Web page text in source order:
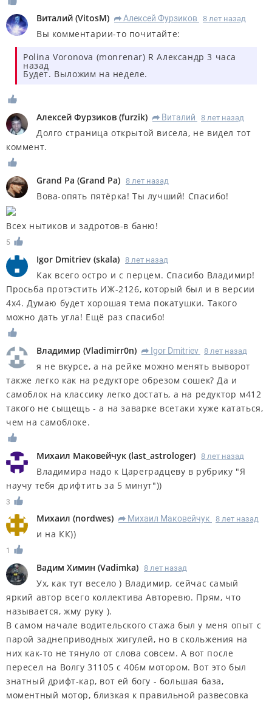
Виталий (VitosM) R Алексей Фурзиков 8 лет назад
Вы комментарии-то почитайте:
Polina Voronova (monrenar) R Александр 3 часа
назад
Будет. Выложим на неделе.
Алексей Фурзиков (furzik) R Виталий 8 лет назад
Долго страница открытой висела, не видел тот
коммент.
Grand Pa (Grand Pa) 8 лет назад
Вова-опять пятёрка! Ты лучший! Спасибо!
Всех нытиков и задротов-в баню!
5
Igor Dmitriev (skala) 8 лет назад
Как всего остро и с перцем. Спасибо Владимир!
Просьба протэстить ИЖ-2126, который был и в версии
4х4. Думаю будет хорошая тема покатушки. Такого
можно дать угла! Ещё раз спасибо!
Владимир (Vladimirr0n) R Igor Dmitriev 8 лет назад
я не вкурсе, а на рейке можно менять выворот
также легко как на редукторе обрезом сошек? Да и
самоблок на классику легко достать, а на редуктор м412
такого не сыщещь - а на заварке всетаки хуже кататься,
чем на самоблоке.
Михаил Маковейчук (last_astrologer) 8 лет назад
Владимира надо к Цареградцеву в рубрику "Я
научу тебя дрифтить за 5 минут"))
3
Михаил (nordwes) R Михаил Маковейчук 8 лет назад
и на КК))
1
Вадим Химин (Vadimka) 8 лет назад
Ух, как тут весело ) Владимир, сейчас самый
яркий автор всего коллектива Авторевю. Прям, что
называется, жму руку ).
В самом начале водительского стажа был у меня опыт с
парой заднеприводных жигулей, но в скольжения на
них как-то не тянуло от слова совсем. А вот после
пересел на Волгу 31105 с 406м мотором. Вот это был
знатный дрифт-кар, вот ей богу - большая база,
моментный мотор, близкая к правильной развесовка